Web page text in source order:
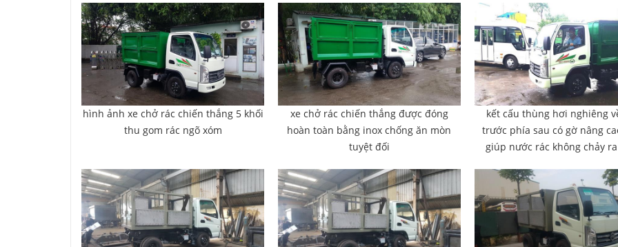
hình ảnh xe chở rác chiến thắng 5 khối
thu gom rác ngõ xóm
xe chở rác chiến thắng được đóng
hoàn toàn bằng inox chống ăn mòn
tuyệt đối
kết cấu thùng hơi nghiêng
trước phía sau có gờ nâng
giúp nước rác không chảy